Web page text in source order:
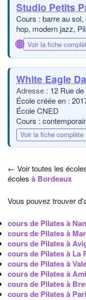
Studio Petits
Cours : barre au
hop, modern jazz,
🌐 Voir la fiche
White Eagle
12 Rue
École créée en :
École CNED
Cours :
Voir la fiche complète
← Voir toutes les
écoles à Bordeaux
Vous pouvez trouver
cours de Pilates à
cours de Pilates à
cours de Pilates à
cours de Pilates à La
cours de Pilates à
cours de Pilates à
cours de Pilates à
cours de Pilates à